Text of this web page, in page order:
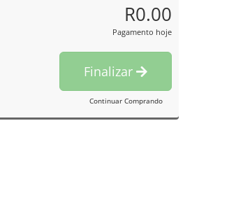
R0.00
Pagamento hoje
Finalizar
Continuar Comprando